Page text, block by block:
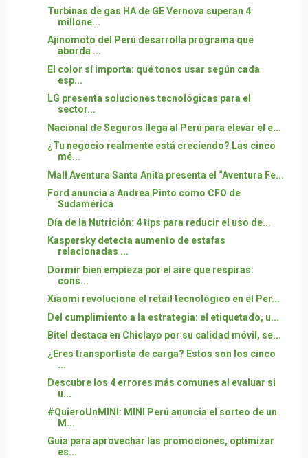
Turbinas de gas HA de GE Vernova superan 4
millone...
Ajinomoto del Perú desarrolla programa que
aborda ...
El color sí importa: qué tonos usar según cada
esp...
LG presenta soluciones tecnológicas para el
sector...
Nacional de Seguros llega al Perú para elevar el e...
¿Tu negocio realmente está creciendo? Las cinco
mé...
Mall Aventura Santa Anita presenta el “Aventura Fe...
Ford anuncia a Andrea Pinto como CFO de
Sudamérica
Día de la Nutrición: 4 tips para reducir el uso de...
Kaspersky detecta aumento de estafas
relacionadas ...
Dormir bien empieza por el aire que respiras:
cons...
Xiaomi revoluciona el retail tecnológico en el Per...
Del cumplimiento a la estrategia: el etiquetado, u...
Bitel destaca en Chiclayo por su calidad móvil, se...
¿Eres transportista de carga? Estos son los cinco
...
Descubre los 4 errores más comunes al evaluar si
u...
#QuieroUnMINI: MINI Perú anuncia el sorteo de un
M...
Guía para aprovechar las promociones, optimizar
es...